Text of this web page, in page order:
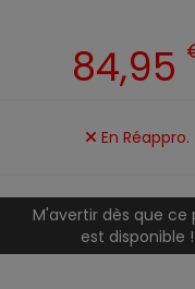
84,95
En Réappro.
M'avertir dès que ce
est disponible !